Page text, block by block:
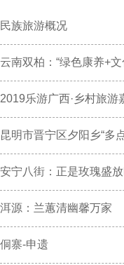
民族旅游概况
云南双柏：“绿色康养+
2019乐游广西·乡村旅
昆明市晋宁区夕阳乡“多
安宁八街：正是玫瑰盛
洱源：兰蕙清幽馨万家
侗寨-申遗